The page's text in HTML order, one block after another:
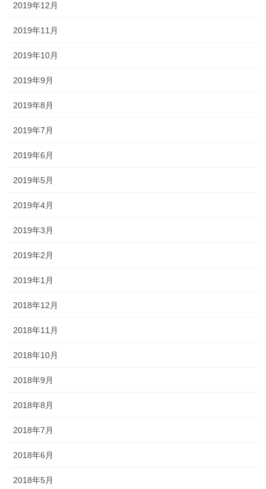
2019年12月
2019年11月
2019年10月
2019年9月
2019年8月
2019年7月
2019年6月
2019年5月
2019年4月
2019年3月
2019年2月
2019年1月
2018年12月
2018年11月
2018年10月
2018年9月
2018年8月
2018年7月
2018年6月
2018年5月